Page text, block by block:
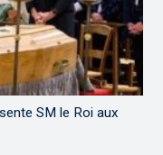
SM le Roi aux